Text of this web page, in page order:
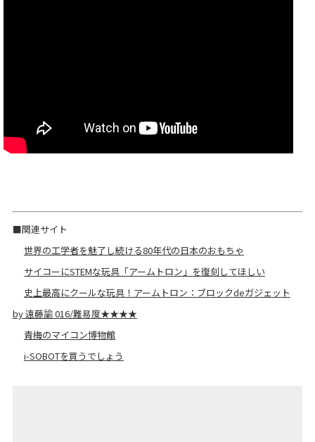
■関連サイト
世界の工学者を魅了し続ける80年代の日本のおもちゃ
サイコーにSTEMな玩具「アームトロン」を復刻してほしい
史上最高にクールな玩具！アームトロン：ブロックdeガジェット
by 遠藤諭 016/難易度★★★★
青梅のマイコン博物館
i-SOBOTを買うでしょう